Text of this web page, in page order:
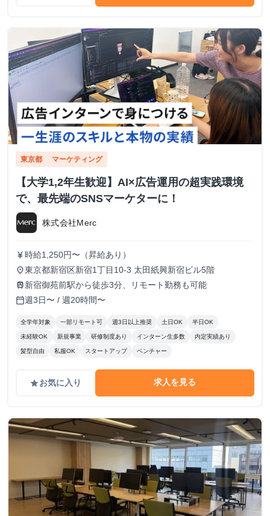
東京都 マーケティング
【大学1,2年生歓迎】AI×広告運用の超実践環境
で、最先端のSNSマーケターに！
株式会社Merc
currency_yen 時給1,250円〜（昇給あり）
place東京都新宿区新宿1丁目10-3 太田紙興新宿ビル5階
train 新宿御苑前駅から徒歩3分、リモート勤務も可能
calendar_today週3日〜 / 週20時間〜
全学年対象 一部リモート可 週3日以上推奨 土日OK 半日OK
未経験OK 新規事業 研修制度あり インターン生多数 内定実績あり
髪型自由 私服OK スタートアップ ベンチャー
gradeお気に入り 求人を見る